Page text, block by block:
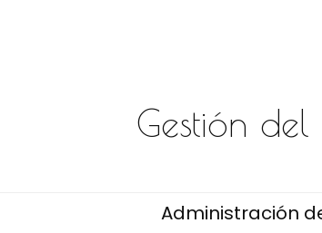
Gestión del
Administración